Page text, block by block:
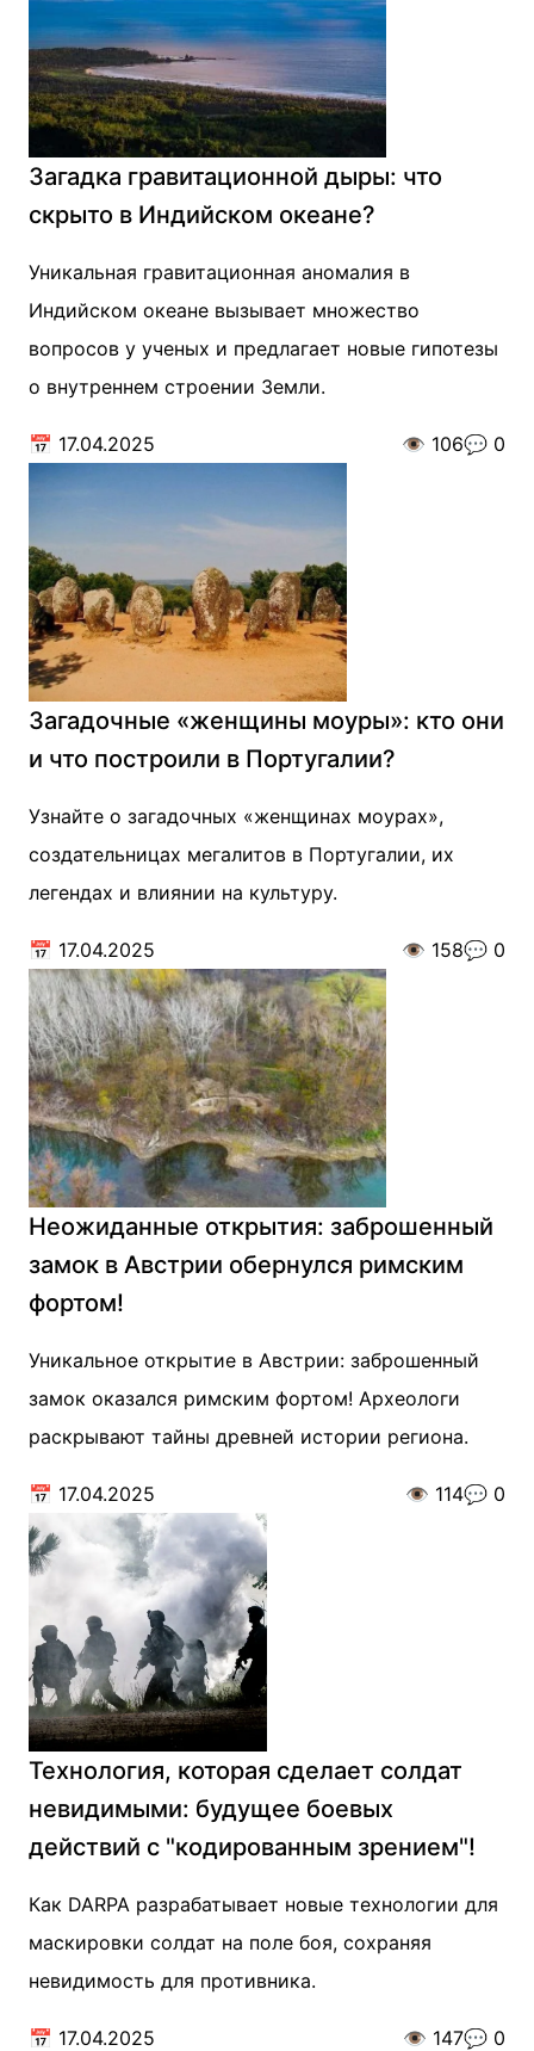
Загадка гравитационной дыры: что
скрыто в Индийском океане?
Уникальная гравитационная аномалия в
Индийском океане вызывает множество
вопросов у ученых и предлагает новые гипотезы
о внутреннем строении Земли.
📅 17.04.2025 👁️ 106💬 0
Загадочные «женщины моуры»: кто они
и что построили в Португалии?
Узнайте о загадочных «женщинах моурах»,
создательницах мегалитов в Португалии, их
легендах и влиянии на культуру.
📅 17.04.2025 👁️ 158💬 0
Неожиданные открытия: заброшенный
замок в Австрии обернулся римским
фортом!
Уникальное открытие в Австрии: заброшенный
замок оказался римским фортом! Археологи
раскрывают тайны древней истории региона.
📅 17.04.2025 👁️ 114💬 0
Технология, которая сделает солдат
невидимыми: будущее боевых
действий с "кодированным зрением"!
Как DARPA разрабатывает новые технологии для
маскировки солдат на поле боя, сохраняя
невидимость для противника.
📅 17.04.2025 👁️ 147💬 0